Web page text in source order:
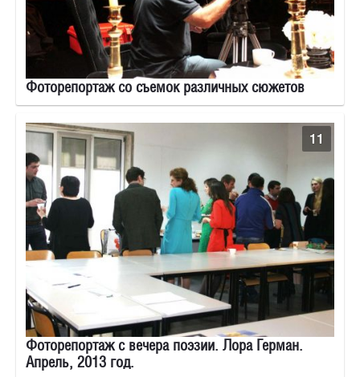
Фоторепортаж со съемок различных сюжетов
Фоторепортаж с вечера поэзии. Лора Герман.
Апрель, 2013 год.
11